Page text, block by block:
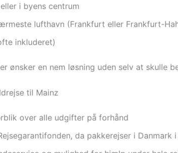
i byens centrum
lufthavn (Frankfurt eller Frankfurt-
inkluderet)
ønsker en nem løsning uden selv at skulle
til Mainz
over alle udgifter på forhånd
da pakkerejser i